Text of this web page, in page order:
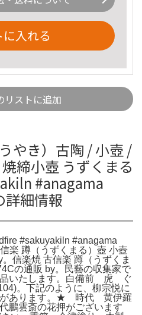
入れる
リストに追加
やき）古陶 / 小壺 /
締小壺 うずくまる
#anagama
細情報
#sakuyakiln #anagama
楽 蹲（うずくまる）壺 小壺
信楽焼 古信楽 蹲（うずくま
の通販 by。民藝の収集家で
品いたします。白備前 虎 ぐ
。下記のように、柳宗悦に
があります。★ 時代 黄伊羅
鵬雲斎の花押がございます